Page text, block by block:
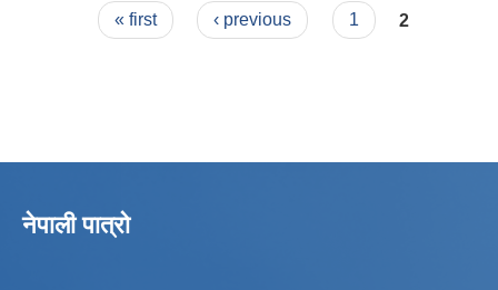
वित्तीय साक्षरता तालिम संचालन सम्बन्धमा !
Pages« first ‹ previous 1 2
नेपाली पात्रो